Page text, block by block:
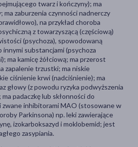
twarz i kończyny); ma
ma zaburzenia czynności nadnerczy
na przykład choroba
z towarzyszącą (częściową)
(psychoza), spowodowaną
innymi substancjami (psychoza
ma kamicę żółciową; ma przerost
zapalenie trzustki; ma niskie
ciśnienie krwi (nadciśnienie); ma
głowy (z powodu ryzyka podwyższenia
padaczkę lub skłonności do
inhibitorami MAO (stosowane w
Parkinsona) np. leki zawierające
izokarboksazyd i moklobemid; jest
zasypiania.